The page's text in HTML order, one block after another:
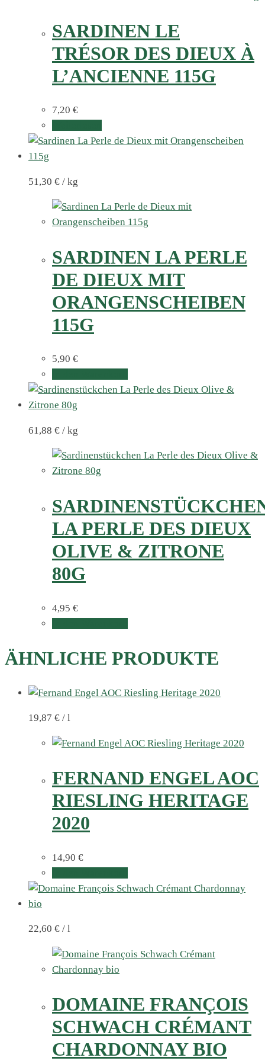
SARDINEN LE
TRÉSOR DES DIEUX À
L’ANCIENNE 115G
7,20 €
51,30 € / kg
SARDINEN LA PERLE
DE DIEUX MIT
ORANGENSCHEIBEN
115G
5,90 €
61,88 € / kg
LA PERLE DES DIEUX
OLIVE & ZITRONE
80G
4,95 €
ÄHNLICHE PRODUKTE
19,87 € / l
FERNAND ENGEL AOC
RIESLING HERITAGE
2020
14,90 €
22,60 € / l
DOMAINE FRANÇOIS
SCHWACH CRÉMANT
CHARDONNAY BIO